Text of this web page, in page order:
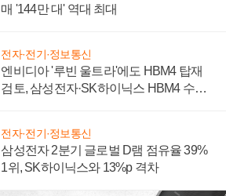
매 '144만 대' 역대 최대
전자·전기·정보통신
엔비디아 '루빈 울트라'에도 HBM4 탑재
검토, 삼성전자·SK하이닉스 HBM4 수율
전자·전기·정보통신
삼성전자 2분기 글로벌 D램 점유율 39%
1위, SK하이닉스와 13%p 격차